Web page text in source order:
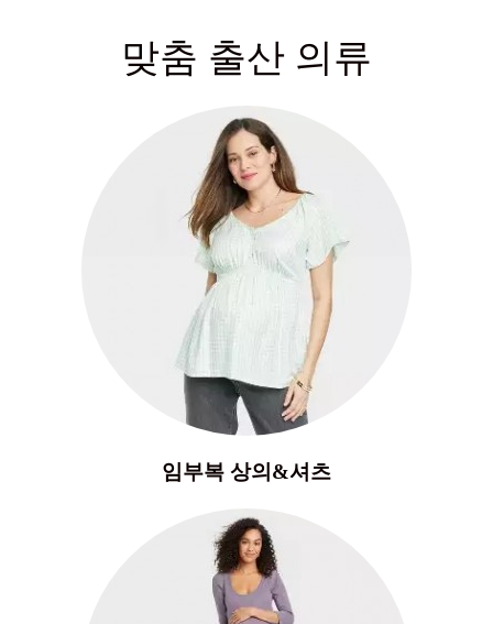
맞춤 출산 의류
임부복 상의&셔츠